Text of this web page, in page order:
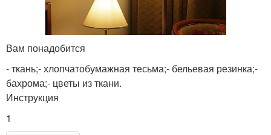
Вам понадобится
- ткань;- хлопчатобумажная тесьма;- бельевая резинка;-
бахрома;- цветы из ткани.
Инструкция
1